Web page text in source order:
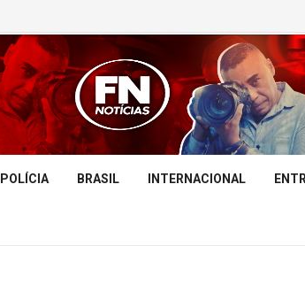
POLÍCIA BRASIL INTERNACIONAL